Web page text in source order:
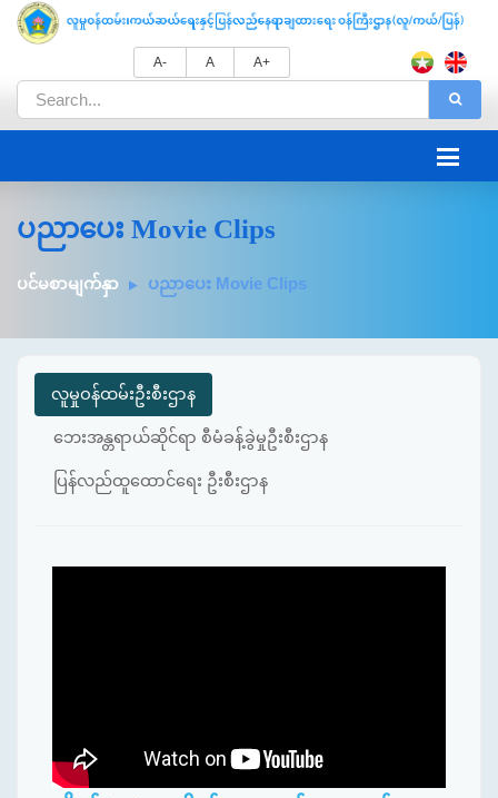
A- A A+
ပညာပေး Movie Clips
ပင်မစာမျက်နှာ ပညာပေး Movie Clips
လူမှုဝန်ထမ်းဦးစီးဌာန
ဘေးအန္တရာယ်ဆိုင်ရာ စီမံခန့်ခွဲမှုဦးစီးဌာန
ပြန်လည်ထူထောင်ရေး ဦးစီးဌာန